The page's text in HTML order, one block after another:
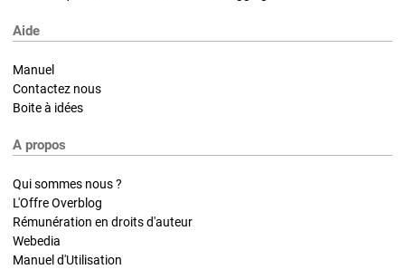
Aide
Manuel
Contactez nous
Boite à idées
A propos
Qui sommes nous ?
L'Offre Overblog
Rémunération en droits d'auteur
Webedia
Manuel d'Utilisation